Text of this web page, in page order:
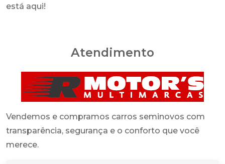
está aqui!
Atendimento
Vendemos e compramos carros seminovos com
transparência, segurança e o conforto que você
merece.